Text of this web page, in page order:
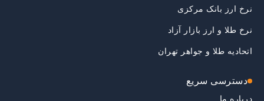
نرخ ارز بانک مرکزی
نرخ طلا و ارز بازار آزاد
اتحادیه طلا و جواهر تهران
دسترسی سریع
درباره ما